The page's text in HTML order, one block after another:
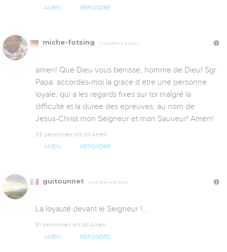
AMEN RÉPONDRE
miche-fotsing Il y a 13 ans, 6 mois
amen! Que Dieu vous benisse, homme de Dieu! Sgr
Papa: accordes-moi la grace d etre une personne
loyale, qui a les regards fixes sur toi malgré la
difficulté et la duree des epreuves; au nom de
Jesus-Christ mon Seigneur et mon Sauveur! Amen!
33 personnes ont dit Amen
AMEN RÉPONDRE
guitounnet Il y a 13 ans, 6 mois
La loyauté devant le Seigneur !...
51 personnes ont dit Amen
AMEN RÉPONDRE